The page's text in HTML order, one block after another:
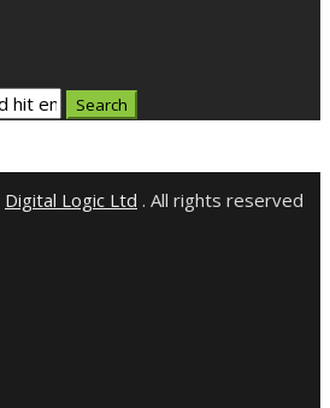
Digital Logic Ltd . All rights reserved